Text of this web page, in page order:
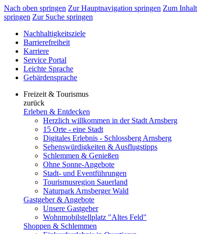
Nach oben springen Zur Hauptnavigation springen Zum Inhalt
springen Zur Suche springen
Nachhaltigkeitsziele
Barrierefreiheit
Karriere
Service Portal
Leichte Sprache
Gebärdensprache
Freizeit & Tourismus
zurück
Erleben & Entdecken
Herzlich willkommen in der Stadt Arnsberg
15 Orte - eine Stadt
Digitales Erlebnis - Schlossberg Arnsberg
Sehenswürdigkeiten & Ausflugstipps
Schlemmen & Genießen
Ohne Sonne-Angebote
Stadt- und Eventführungen
Tourismusregion Sauerland
Naturpark Arnsberger Wald
Gastgeber & Angebote
Unsere Gastgeber
Wohnmobilstellplatz "Altes Feld"
Shoppen & Schlemmen